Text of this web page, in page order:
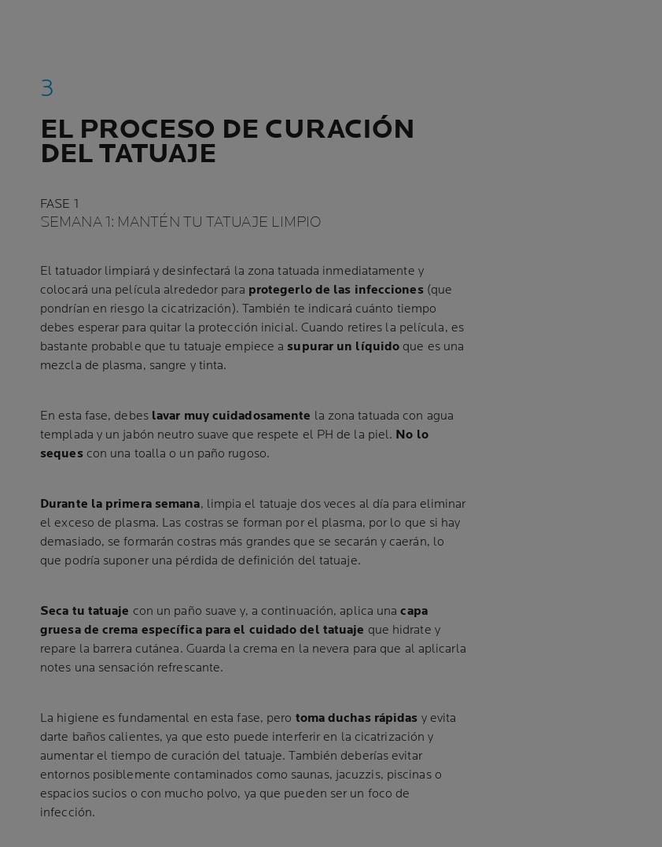
EL PROCESO DE CURACIÓN
DEL TATUAJE
FASE 1
SEMANA 1: MANTÉN TU TATUAJE LIMPIO
El tatuador limpiará y desinfectará la zona tatuada inmediatamente y
colocará una película alrededor para protegerlo de las infecciones(que
pondrían en riesgo la cicatrización). También te indicará cuánto tiempo
debes esperar para quitar la protección inicial. Cuando retires la película, es
bastante probable que tu tatuaje empiece a supurar un líquido que es una
mezcla de plasma, sangre y tinta.
En esta fase, debes lavar muy cuidadosamente la zona tatuada con agua
templada y un jabón neutro suave que respete el PH de la piel. No lo
sequescon una toalla o un paño rugoso.
Durante la primera semana, limpia el tatuaje dos veces al día para eliminar
el exceso de plasma. Las costras se forman por el plasma, por lo que si hay
demasiado, se formarán costras más grandes que se secarán y caerán, lo
que podría suponer una pérdida de definición del tatuaje.
Seca tu tatuaje con un paño suave y, a continuación, aplica unacapa
gruesa de crema específica para el cuidado del tatuaje que hidrate y
repare la barrera cutánea. Guarda la crema en la nevera para que al aplicarla
notes una sensación refrescante.
La higiene es fundamental en esta fase, pero toma duchas rápidas y evita
darte baños calientes, ya que esto puede interferir en la cicatrización y
aumentar el tiempo de curación del tatuaje. También deberías evitar
entornos posiblemente contaminados como saunas, jacuzzis, piscinas o
espacios sucios o con mucho polvo, ya que pueden ser un foco de
infección.